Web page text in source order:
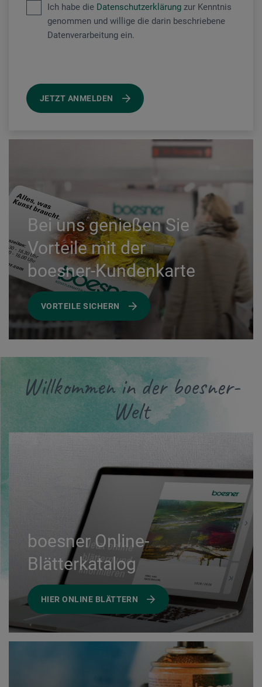
Ich habe die Datenschutzerklärung zur Kenntnis
genommen und willige die darin beschriebene
Datenverarbeitung ein.
JETZT ANMELDEN
Bei uns genießen Sie
Vorteile mit der
boesner-Kundenkarte
VORTEILE SICHERN
Willkommen in der boesner-
Welt
boesner Online-
Blätterkatalog
HIER ONLINE BLÄTTERN